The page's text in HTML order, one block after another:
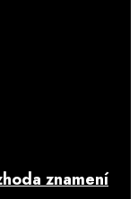
znamení